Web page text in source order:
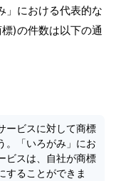
」における代表的な
)の件数は以下の通
ービスに対して商標
。「いろがみ」にお
ビスは、自社が商標
することができま